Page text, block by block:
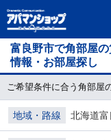
富良野市で角部屋
情報・お部屋探し
ご希望条件に合う角部屋
地域・路線 北海道